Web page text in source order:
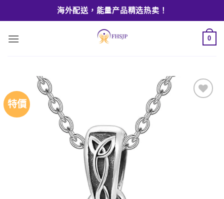
海外配送，能量产品精选热卖！
0
特價